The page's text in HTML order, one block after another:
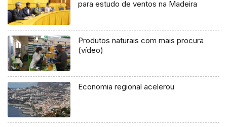
para estudo de ventos na Madeira
Produtos naturais com mais procura
(vídeo)
Economia regional acelerou